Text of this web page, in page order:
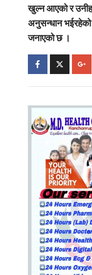
खुल्न आएको र
अनुसन्धान भईरहेको
जनाएको छ ।